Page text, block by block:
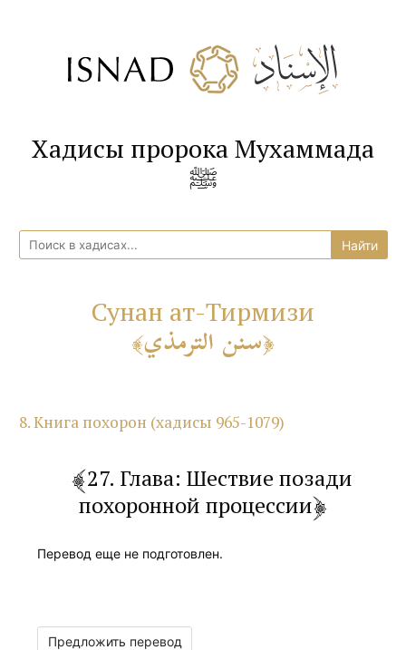
Хадисы пророка Мухаммада
ﷺ
Сунан ат-Тирмизи
سنن الترمذي
8. Книга похорон (хадисы 965-1079)
27. Глава: Шествие позади
похоронной процессии
Перевод еще не подготовлен.
Предложить перевод